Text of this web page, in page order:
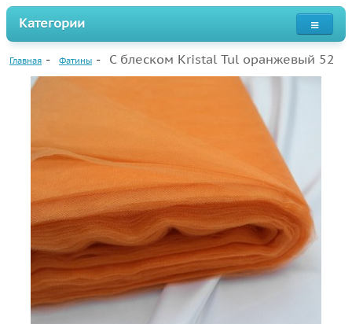
Категории
Главная Фатины С блеском Kristal Tul оранжевый 52